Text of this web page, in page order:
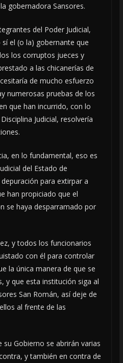
gobernadora Sansores.
del Poder Judicial,
el (o la) gobernante que
los corruptos jueces y
a las chicanerías de
de mucho esfuerzo
numerosas pruebas de los
que han incurrido, con lo
Judicial, resolvería
en lo fundamental, eso es
del Estado de
para extirpar a
han propiciado que el
se haya desparramado por
y todos los funcionarios
con él para controlar
la única manera de que se
y que esta institución siga al
San Román, así deje de
al frente de las
su Gobierno se abrirán varias
y también en contra de